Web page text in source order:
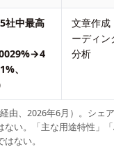
社中最高
、
文章作成
ーディン
分析
由、2026年6月）。シェ
い。「主な用途特性」
ない。